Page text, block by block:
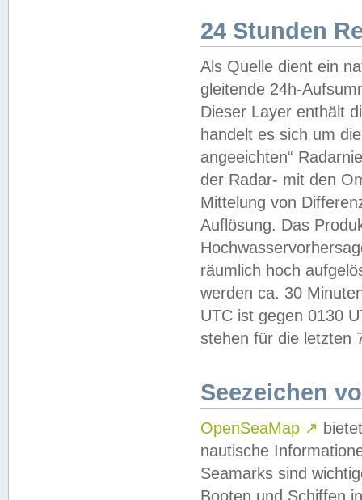
24 Stunden
Als Quelle dient ein
gleitende 24h-
Dieser Layer enthält
handelt es sich um
angeeichten“
der Radar- mit den
Mittelung von
Auflösung. Das
räumlich hoch
werden ca. 30
UTC ist gegen 0130
stehen für die letzten
Seezeichen
OpenSeaMap ↗
nautische
Seamarks sind
Booten und Schiffen